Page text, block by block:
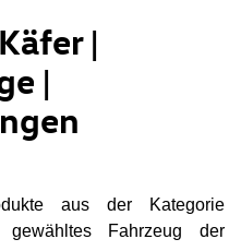
|
|
aus der Kategorie
gewähltes Fahrzeug der